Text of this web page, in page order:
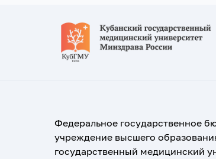
Федеральное государственное
учреждение высшего
государственный медицинский